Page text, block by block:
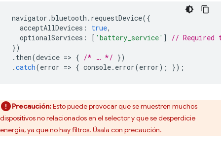
navigator .bluetooth . requestDevice({
acceptAllDevices : true,
optionalServices : [ 'battery_service' ]
// Required
})
. then(device => { /* … */ })
.catch(error => { console. error(error); });
Precaución:Esto puede provocar que se muestren muchos
dispositivos no relacionados en el selector y que se desperdicie
energía, ya que no hay filtros. Úsala con precaución.